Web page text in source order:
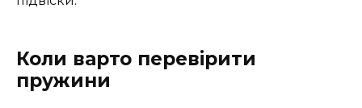
Коли варто перевірити
пружини